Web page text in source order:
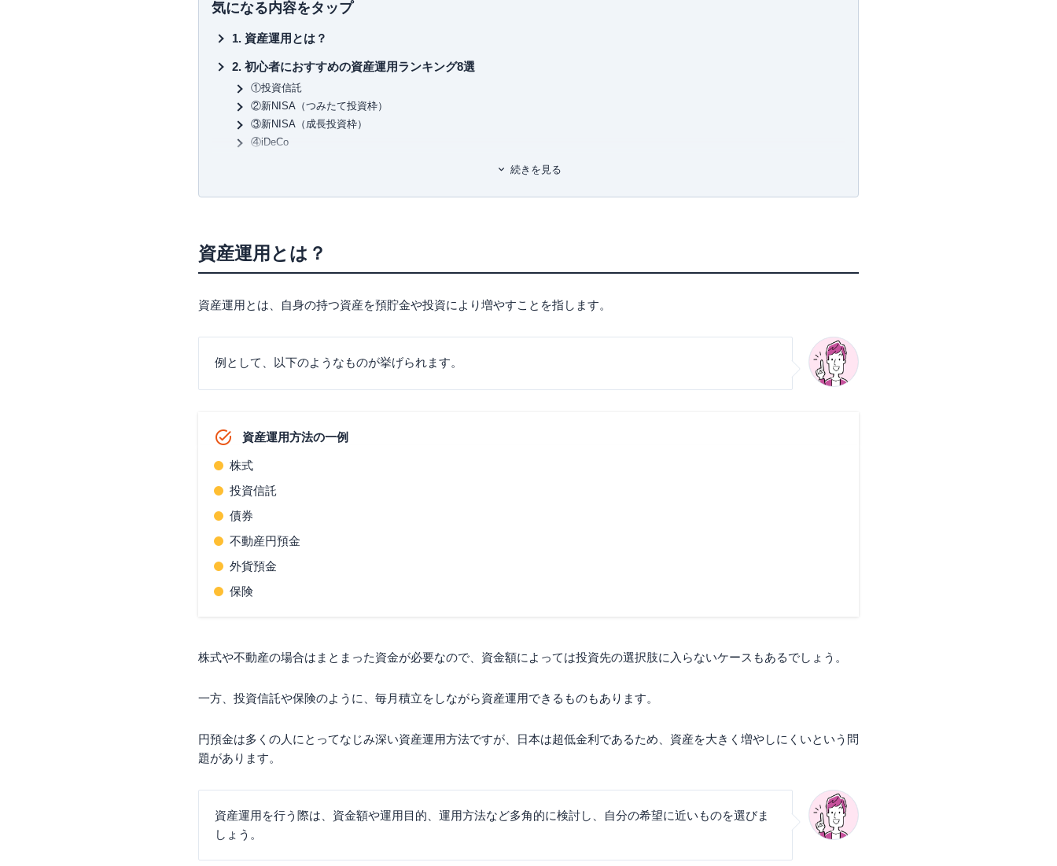
7日でマスターNISA&iDeCoがおもしろいくらいわかる本
図解即戦力 金融のしくみがこれ1冊でしっかりわかる教科書
ゼロからはじめる！ お金のしくみ見るだけノート
株で勝ち続けるための 上がる銘柄選び黄金ルール87
など
気になる内容をタップ
資産運用とは？
初心者におすすめの資産運用ランキング8選
①投資信託
②新NISA（つみたて投資枠）
③新NISA（成長投資枠）
④iDeCo
⑦ロボアドバイザー
【年代別】おすすめの資産運用方法
20代におすすめの資産運用
40代におすすめの資産運用
10万円のおすすめ資産運用
【目的別】おすすめの資産運用方法
老後資金のおすすめ運用方法
退職金のおすすめ運用方法
失敗を防ぐ！初心者が資産運用を上手に始めるポイント
ポイント①資産運用に使う金額を決める
ポイント②資産運用に期待するリターン（利益額、利益幅）を決める
ポイント③資産運用にかけられる時間を考える
ポイント④投資方法を組み合わせる
おすすめの証券会社①SBI証券
資産運用に関するよくある質問
一番簡単な資産運用の方法は？
新NISAを利用すると20年後いくらになる？
資産運用をしないほうがいいケースってあるの？
資産運用の勉強におすすめの本は？
続きを見る
資産運用とは？
資産運用とは、自身の持つ資産を預貯金や投資により増やすことを指します。
例として、以下のようなものが挙げられます。
資産運用方法の一例
株式
投資信託
債券
不動産円預金
外貨預金
保険
株式や不動産の場合はまとまった資金が必要なので、資金額によっては投資先の選択肢に入らないケースもあるでしょう。
一方、投資信託や保険のように、毎月積立をしながら資産運用できるものもあります。
円預金は多くの人にとってなじみ深い資産運用方法ですが、日本は超低金利であるため、資産を大きく増やしにくいという問
題があります。
資産運用を行う際は、資金額や運用目的、運用方法など多角的に検討し、自分の希望に近いものを選びま
しょう。